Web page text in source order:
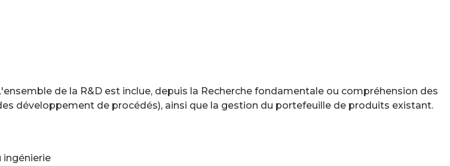
de la R&D est inclue, depuis la Recherche fondamentale ou compréhension des
développement de procédés), ainsi que la gestion du portefeuille de produits existant.
ingénierie